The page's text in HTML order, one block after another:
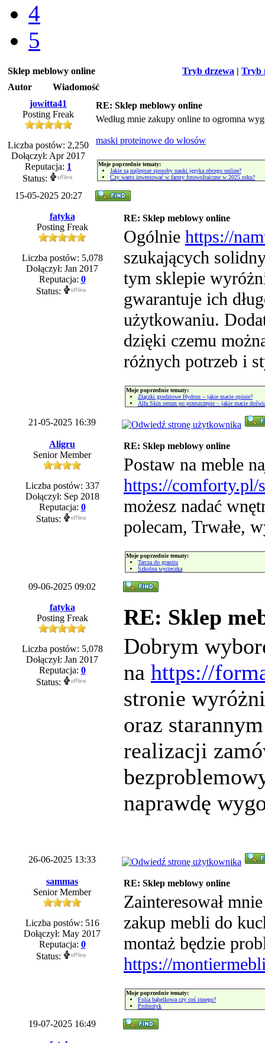
4
5
Tryb drzewa | Tryb
Sklep meblowy online
Autor
Wiadomość
jowitta41
Posting Freak
Liczba postów: 2,250
Dołączył: Apr 2017
Reputacja: 1
Status:
RE: Sklep meblowy online
Według mnie zakupy online to ogromna
maski proteinowe do włosów
Moje poprzednie tematy:
Jakie są najlepsze sposoby nauki języka obcego online?
Czy warto inwestować w farmy fotowoltaiczne w 2025 roku?
15-05-2025 20:27
fatyka
Posting Freak
Liczba postów: 5,078
Dołączył: Jan 2017
Reputacja: 0
Status:
RE: Sklep meblowy online
Ogólnie https://
szukających
tym sklepie
gwarantuje ich
użytkowaniu.
dzięki czemu
różnych potrzeb i
Moje poprzednie tematy:
Złączki grodziowe Hydron – jakie macie opinie?
Alfa Skin serum po przeszczepie – jakie macie
21-05-2025 16:39
Aligru
Senior Member
Liczba postów: 337
Dołączył: Sep 2018
Reputacja: 0
Status:
RE: Sklep meblowy online
Postaw na meble
https://comforty.pl/
możesz nadać
polecam, Trwałe,
Moje poprzednie tematy:
Tarcza do granitu
Szkolna wycieczka
09-06-2025 09:02
fatyka
Posting Freak
Liczba postów: 5,078
Dołączył: Jan 2017
Reputacja: 0
Status:
RE: Sklep
Dobrym
na https://
stronie
oraz
realizacji
naprawdę
26-06-2025 13:33
sammas
Senior Member
Liczba postów: 516
Dołączył: May 2017
Reputacja: 0
Status:
RE: Sklep meblowy online
Zainteresował
zakup mebli do
montaż będzie
https://
Moje poprzednie tematy:
Folia bąbelkowa czy coś innego?
Probiotyk
19-07-2025 16:49